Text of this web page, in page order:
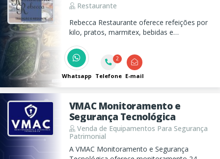
Restaurante
Rebecca Restaurante oferece refeições por
kilo, pratos, marmitex, bebidas e
centro para sua comodidade!
Whatsapp
2
Telefone E-mail
VMAC Monitoramento e
Segurança Tecnológica
Venda de Equipamentos Para Segurança
Patrimonial
A VMAC Monitoramento e Segurança